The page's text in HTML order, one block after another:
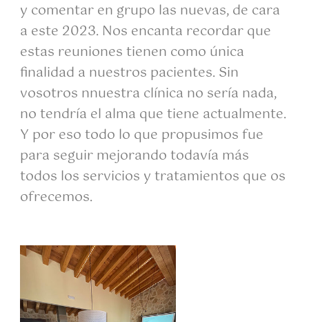
y comentar en grupo las nuevas, de cara
a este 2023. Nos encanta recordar que
estas reuniones tienen como única
finalidad a nuestros pacientes. Sin
vosotros nnuestra clínica no sería nada,
no tendría el alma que tiene actualmente.
Y por eso todo lo que propusimos fue
para seguir mejorando todavía más
todos los servicios y tratamientos que os
ofrecemos.